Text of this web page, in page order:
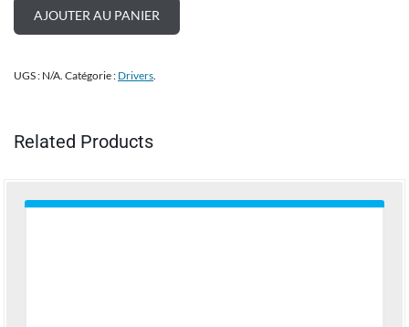
AJOUTER AU PANIER
UGS : N/A Catégorie : Drivers
Related Products